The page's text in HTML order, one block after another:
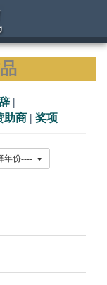
|
助商 | 奖项